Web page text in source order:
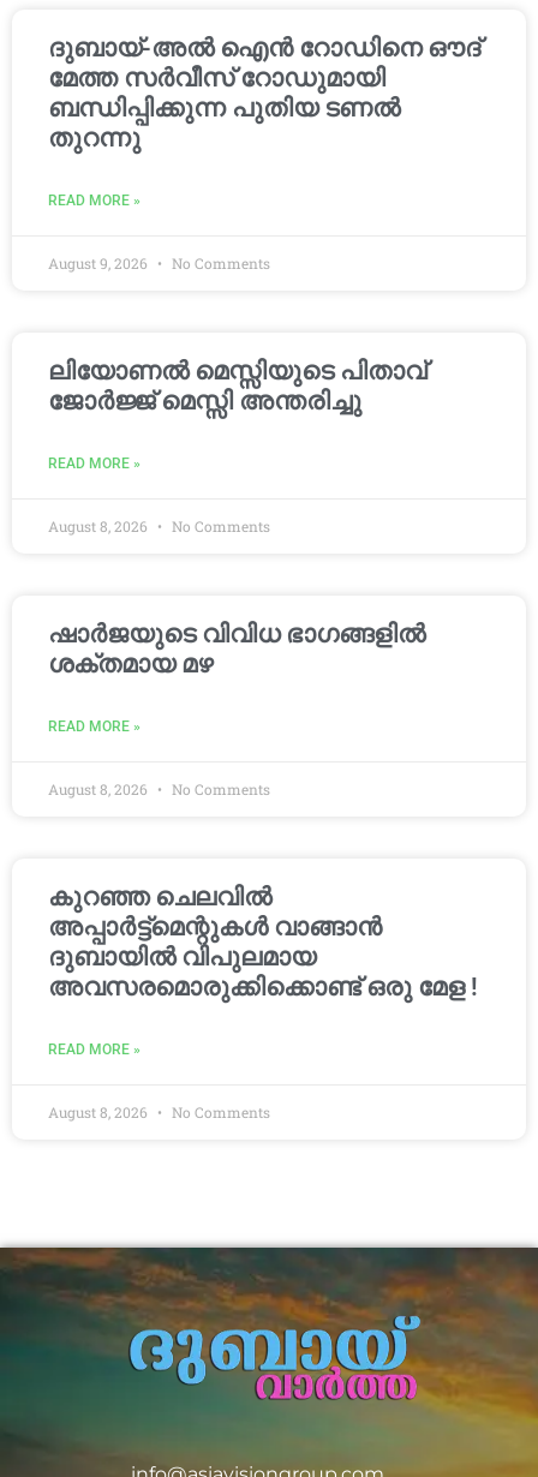
ദുബായ്-അൽ ഐൻ റോഡിനെ ഔദ്
മേത്ത സർവീസ് റോഡുമായി
ബന്ധിപ്പിക്കുന്ന പുതിയ ടണൽ
തുറന്നു
READ MORE »
August 9, 2026 No Comments
ലിയോണൽ മെസ്സിയുടെ പിതാവ്
ജോർജ്ജ് മെസ്സി അന്തരിച്ചു
READ MORE »
August 8, 2026 No Comments
ഷാർജയുടെ വിവിധ ഭാഗങ്ങളിൽ
ശക്തമായ മഴ
READ MORE »
August 8, 2026 No Comments
കുറഞ്ഞ ചെലവിൽ
അപ്പാർട്ട്മെന്റുകൾ വാങ്ങാൻ
ദുബായിൽ വിപുലമായ
അവസരമൊരുക്കിക്കൊണ്ട് ഒരു മേള !
READ MORE »
August 8, 2026 No Comments